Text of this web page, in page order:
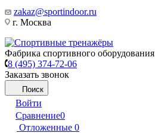
zakaz@sportindoor.ru
г. Москва
Фабрика спортивного оборудования
8 (495) 374-72-06
Заказать звонок
Поиск
Войти
Сравнение0
Отложенные 0